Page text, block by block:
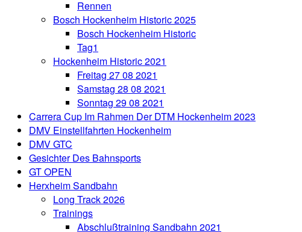
Rennen
Bosch Hockenheim Historic 2025
Bosch Hockenheim Historic
Tag1
Hockenheim Historic 2021
Freitag 27 08 2021
Samstag 28 08 2021
Sonntag 29 08 2021
Carrera Cup Im Rahmen Der DTM Hockenheim 2023
DMV Einstellfahrten Hockenheim
DMV GTC
Gesichter Des Bahnsports
GT OPEN
Herxheim Sandbahn
Long Track 2026
Trainings
Abschlußtraining Sandbahn 2021